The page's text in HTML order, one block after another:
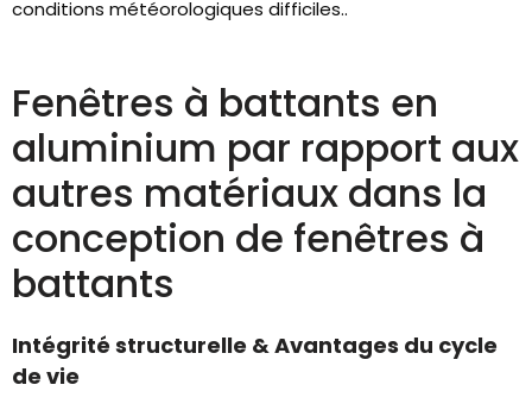
conditions météorologiques difficiles..
Fenêtres à battants en
aluminium par rapport aux
autres matériaux dans la
conception de fenêtres à
battants
Intégrité structurelle & Avantages du cycle
de vie